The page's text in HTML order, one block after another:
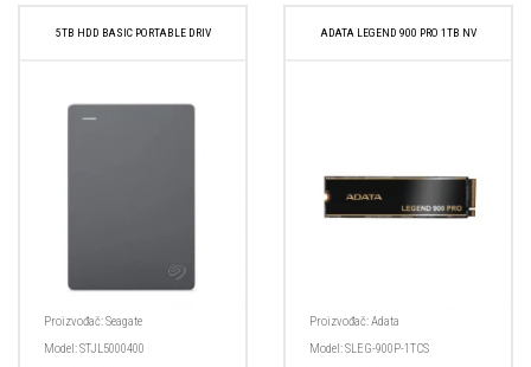
5TB HDD BASIC PORTABLE DRIV
Proizvođač:Seagate
Model:STJL5000400
ADATA LEGEND 900 PRO 1TB NV
Proizvođač:Adata
Model:SLEG-900P-1TCS